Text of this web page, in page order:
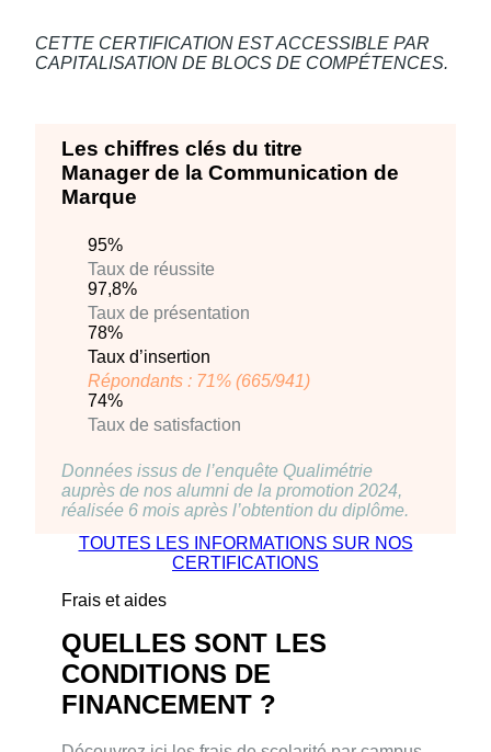
CETTE CERTIFICATION EST ACCESSIBLE PAR
CAPITALISATION DE BLOCS DE COMPÉTENCES.
Les chiffres clés du titre
Manager de la Communication de
Marque
95%
Taux de réussite
97,8%
Taux de présentation
78%
Taux d’insertion
Répondants : 71% (665/941)
74%
Taux de satisfaction
Données issus de l’enquête Qualimétrie
auprès de nos alumni de la promotion 2024,
réalisée 6 mois après l’obtention du diplôme.
TOUTES LES INFORMATIONS SUR NOS
CERTIFICATIONS
Frais et aides
QUELLES SONT LES
CONDITIONS DE
FINANCEMENT ?